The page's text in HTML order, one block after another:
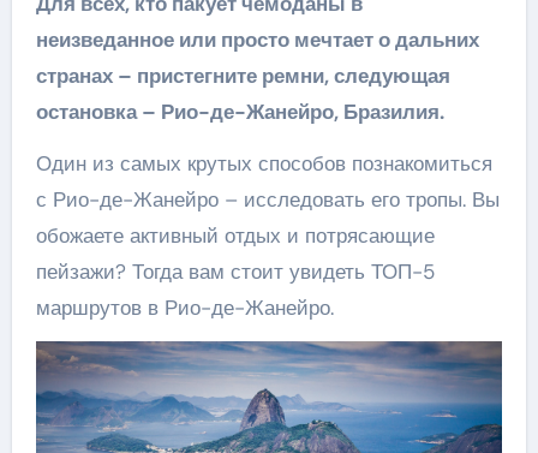
неизведанное или просто мечтает о дальних
странах – пристегните ремни, следующая
остановка – Рио-де-Жанейро, Бразилия.
Один из самых крутых способов познакомиться
с Рио-де-Жанейро – исследовать его тропы. Вы
обожаете активный отдых и потрясающие
пейзажи? Тогда вам стоит увидеть ТОП-5
маршрутов в Рио-де-Жанейро.